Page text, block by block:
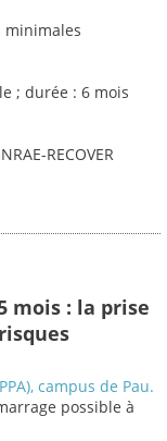
minimales
; durée : 6 mois
RECOVER
mois : la prise
campus de Pau.
possible à